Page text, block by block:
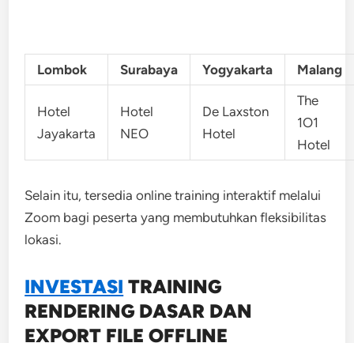
Lombok Surabaya Yogyakarta Malang
Hotel
Jayakarta
Hotel
NEO
De Laxston
Hotel
The
1O1
Hotel
Selain itu, tersedia online training interaktif melalui
Zoom bagi peserta yang membutuhkan fleksibilitas
lokasi.
INVESTASI TRAINING
RENDERING DASAR DAN
EXPORT FILE OFFLINE